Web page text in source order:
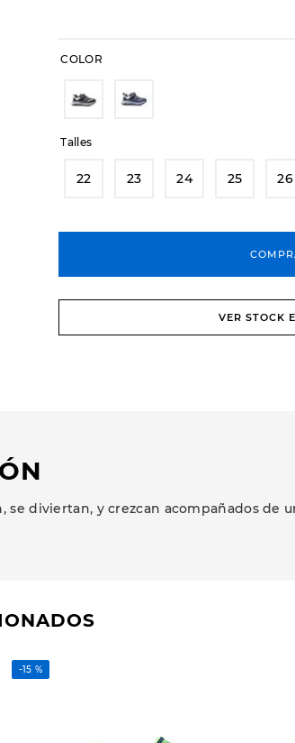
COLOR
Talles
22 23 24 25 26
VER STOCK
se diviertan, y crezcan acompañados de
-15 %